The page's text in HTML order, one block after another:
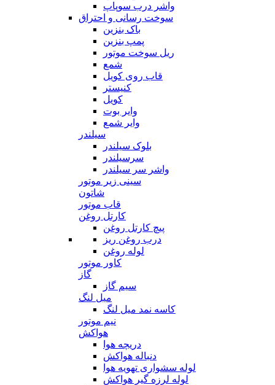
واشر درب سوپاپ
سوخت رسانی و احتراق
باک بنزین
پمپ بنزین
ریل سوخت موتور
شمع
قاب روی کویل
کنیستر
کویل
وایر بوت
وایر شمع
سیلندر
بلوک سیلندر
سرسیلندر
واشر سر سیلندر
سینی زیر موتور
شاتون
قاب موتور
کارتل روغن
پیچ کارتل روغن
درب روغن ریز
لوله روغن
کاور موتور
گاز
سیم گاز
میل لنگ
کاسه نمد میل لنگ
نیم موتور
هواکش
دریچه هوا
دنباله هواکش
لوله سشواری تهویه هوا
لوله لرزه گیر هواکش